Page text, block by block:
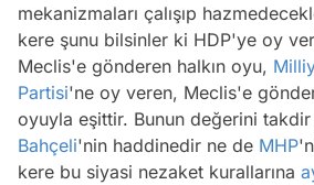
mekanizmaları çalışıp
kere şunu bilsinler ki HDP'ye oy
Meclis'e gönderen halkın oyu,
Partisi'ne oy veren, Meclis'e
oyuyla eşittir. Bunun değerini takdir
Bahçeli'nin haddinedir ne de MHP
kere bu siyasi nezaket kurallarına